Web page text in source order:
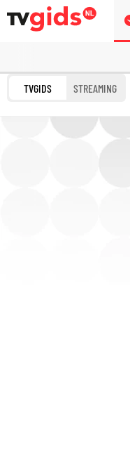
TVGIDS STREAMING